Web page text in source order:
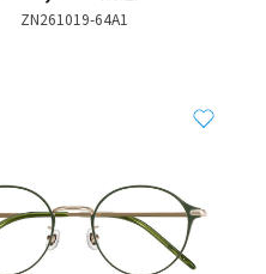
ZN261019-64A1